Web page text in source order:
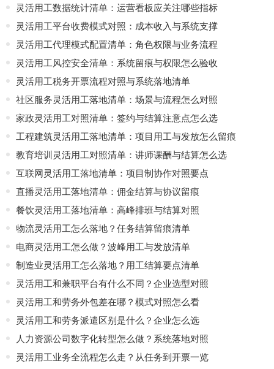
灵活用工数据统计清单：运营看板应关注哪些指标
灵活用工平台收费模式对照：成本收入与系统支撑
灵活用工代理模式配置清单：角色权限与业务流程
灵活用工风控安全清单：系统留痕与权限怎么验收
灵活用工税务开票流程对照与系统落地清单
社区服务灵活用工落地清单：场景与流程怎么对照
家政灵活用工对照清单：签约与结算注意点怎么选
工程建筑灵活用工落地清单：项目用工与发放怎么留痕
教育培训灵活用工对照清单：讲师课酬与结算怎么选
互联网灵活用工落地清单：项目制协作对照要点
直播灵活用工落地清单：佣金结算与协议留痕
餐饮灵活用工落地清单：高峰排班与结算对照
物流灵活用工怎么落地？任务结算留痕清单
电商灵活用工怎么做？波峰用工与发放清单
制造业灵活用工怎么落地？用工结算要点清单
灵活用工和兼职平台有什么不同？企业选型对照
灵活用工和劳务外包差在哪？模式对照怎么看
灵活用工和劳务派遣区别是什么？企业怎么选
人力资源公司数字化转型怎么做？系统落地对照
灵活用工业务全流程怎么走？从任务到开票一览